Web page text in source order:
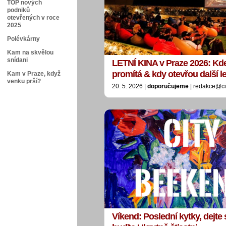
TOP nových
podniků
otevřených v roce
2025
Polévkárny
Kam na skvělou
snídani
Kam v Praze, když
venku prší?
LETNÍ KINA v Praze 2026:
promítá & kdy otevřou další
20. 5. 2026 | doporučujeme |
Víkend: Poslední kytky, dejte